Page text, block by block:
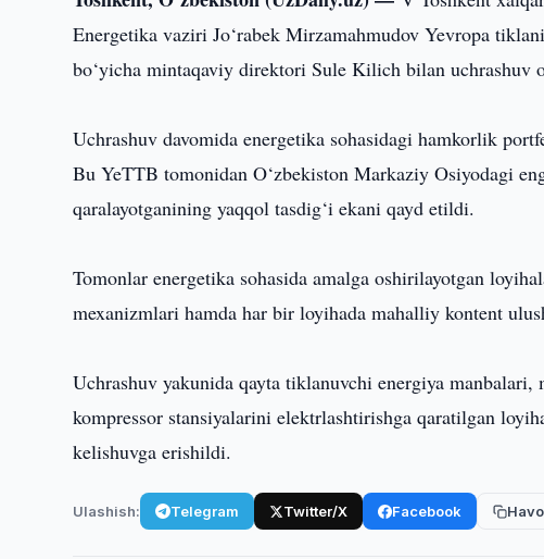
Energetika vaziri Jo‘rabek Mirzamahmudov Yevropa
bo‘yicha mintaqaviy direktori Sule Kilich bilan uchrashuv
Uchrashuv davomida energetika sohasidagi hamkorlik
Bu YeTTB tomonidan O‘zbekiston Markaziy Osiyodagi
qaralayotganining yaqqol tasdig‘i ekani qayd etildi.
Tomonlar energetika sohasida amalga oshirilayotgan
mexanizmlari hamda har bir loyihada mahalliy kontent
Uchrashuv yakunida qayta tiklanuvchi energiya
kompressor stansiyalarini elektrlashtirishga qaratilgan
kelishuvga erishildi.
Ulashish: Telegram Twitter/X Facebook